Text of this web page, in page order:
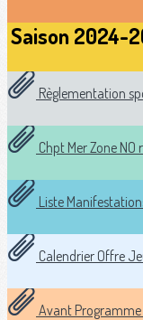
Saison 2024-
Règlementation
Chpt Mer Zone
Liste
Calendrier Offre
Avant Programme